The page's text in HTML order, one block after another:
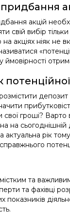
акцій
свій вибір
акціях ніяк не
ймовірності
гроші?
на
актуальна рік
та
та фахівці
показників